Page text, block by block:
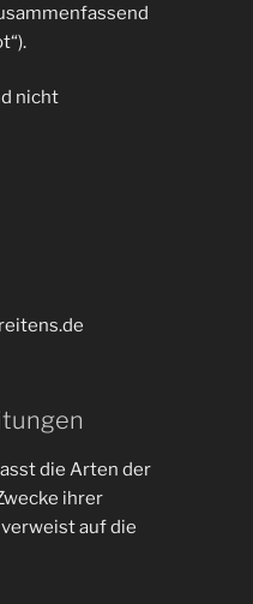
nicht
die Arten der
ihrer
auf die